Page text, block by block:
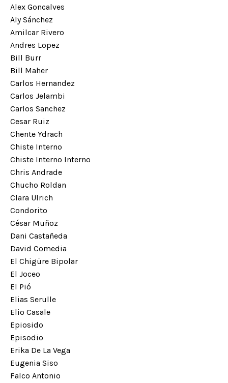
Alex Goncalves
Aly Sánchez
Amilcar Rivero
Andres Lopez
Bill Burr
Bill Maher
Carlos Hernandez
Carlos Jelambi
Carlos Sanchez
Cesar Ruiz
Chente Ydrach
Chiste Interno
Chiste Interno Interno
Chris Andrade
Chucho Roldan
Clara Ulrich
Condorito
César Muñoz
Dani Castañeda
David Comedia
El Chigüre Bipolar
El Joceo
El Pió
Elias Serulle
Elio Casale
Epiosido
Episodio
Erika De La Vega
Eugenia Siso
Falco Antonio